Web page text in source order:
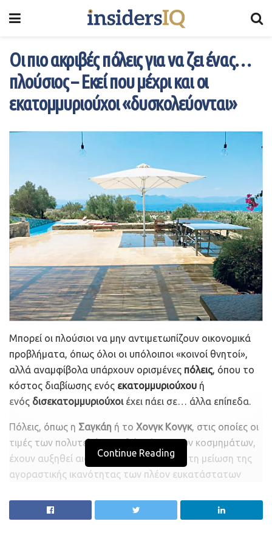
Οι πιο ακριβές πόλεις για να ζει ένας…
πλούσιος – Εκεί που μέχρι και οι
εκατομμυριούχοι «δυσκολεύονται»
Μπορεί οι πλούσιοι να μην αντιμετωπίζουν οικονομικά
προβλήματα, όπως όλοι οι υπόλοιποι «κοινοί θνητοί»,
αλλά αναμφίβολα υπάρχουν ορισμένες πόλεις, όπου το
κόστος διαβίωσης ενός εκατομμυριούχου ή
ενός δισεκατομμυριούχοιέχει πάει σε… άλλα επίπεδα.
Πόλεις, όπως η Σαγκάη ή το Χονγκ Κονγκ, στις οποίες οι
τιμές των πολυτελών αγαθών, όπως των κοσμημάτων,
έχουν αυξηθεί αισθητά, με αποτέλεσμα τη μείωση της
αγοραστικής ικανότητας των πλέον ευκατάστατων
Την ίδια ώρα, οι του
και της Νέας
Continue Reading